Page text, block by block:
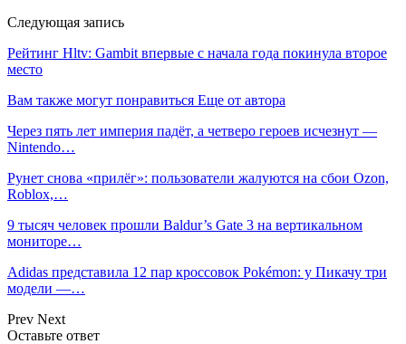
Следующая запись
Рейтинг Hltv: Gambit впервые с начала года покинула второе
место
Вам также могут понравиться Еще от автора
Через пять лет империя падёт, а четверо героев исчезнут —
Nintendo…
Рунет снова «прилёг»: пользователи жалуются на сбои Ozon,
Roblox,…
9 тысяч человек прошли Baldur’s Gate 3 на вертикальном
мониторе…
Adidas представила 12 пар кроссовок Pokémon: у Пикачу три
модели —…
Prev Next
Оставьте ответ